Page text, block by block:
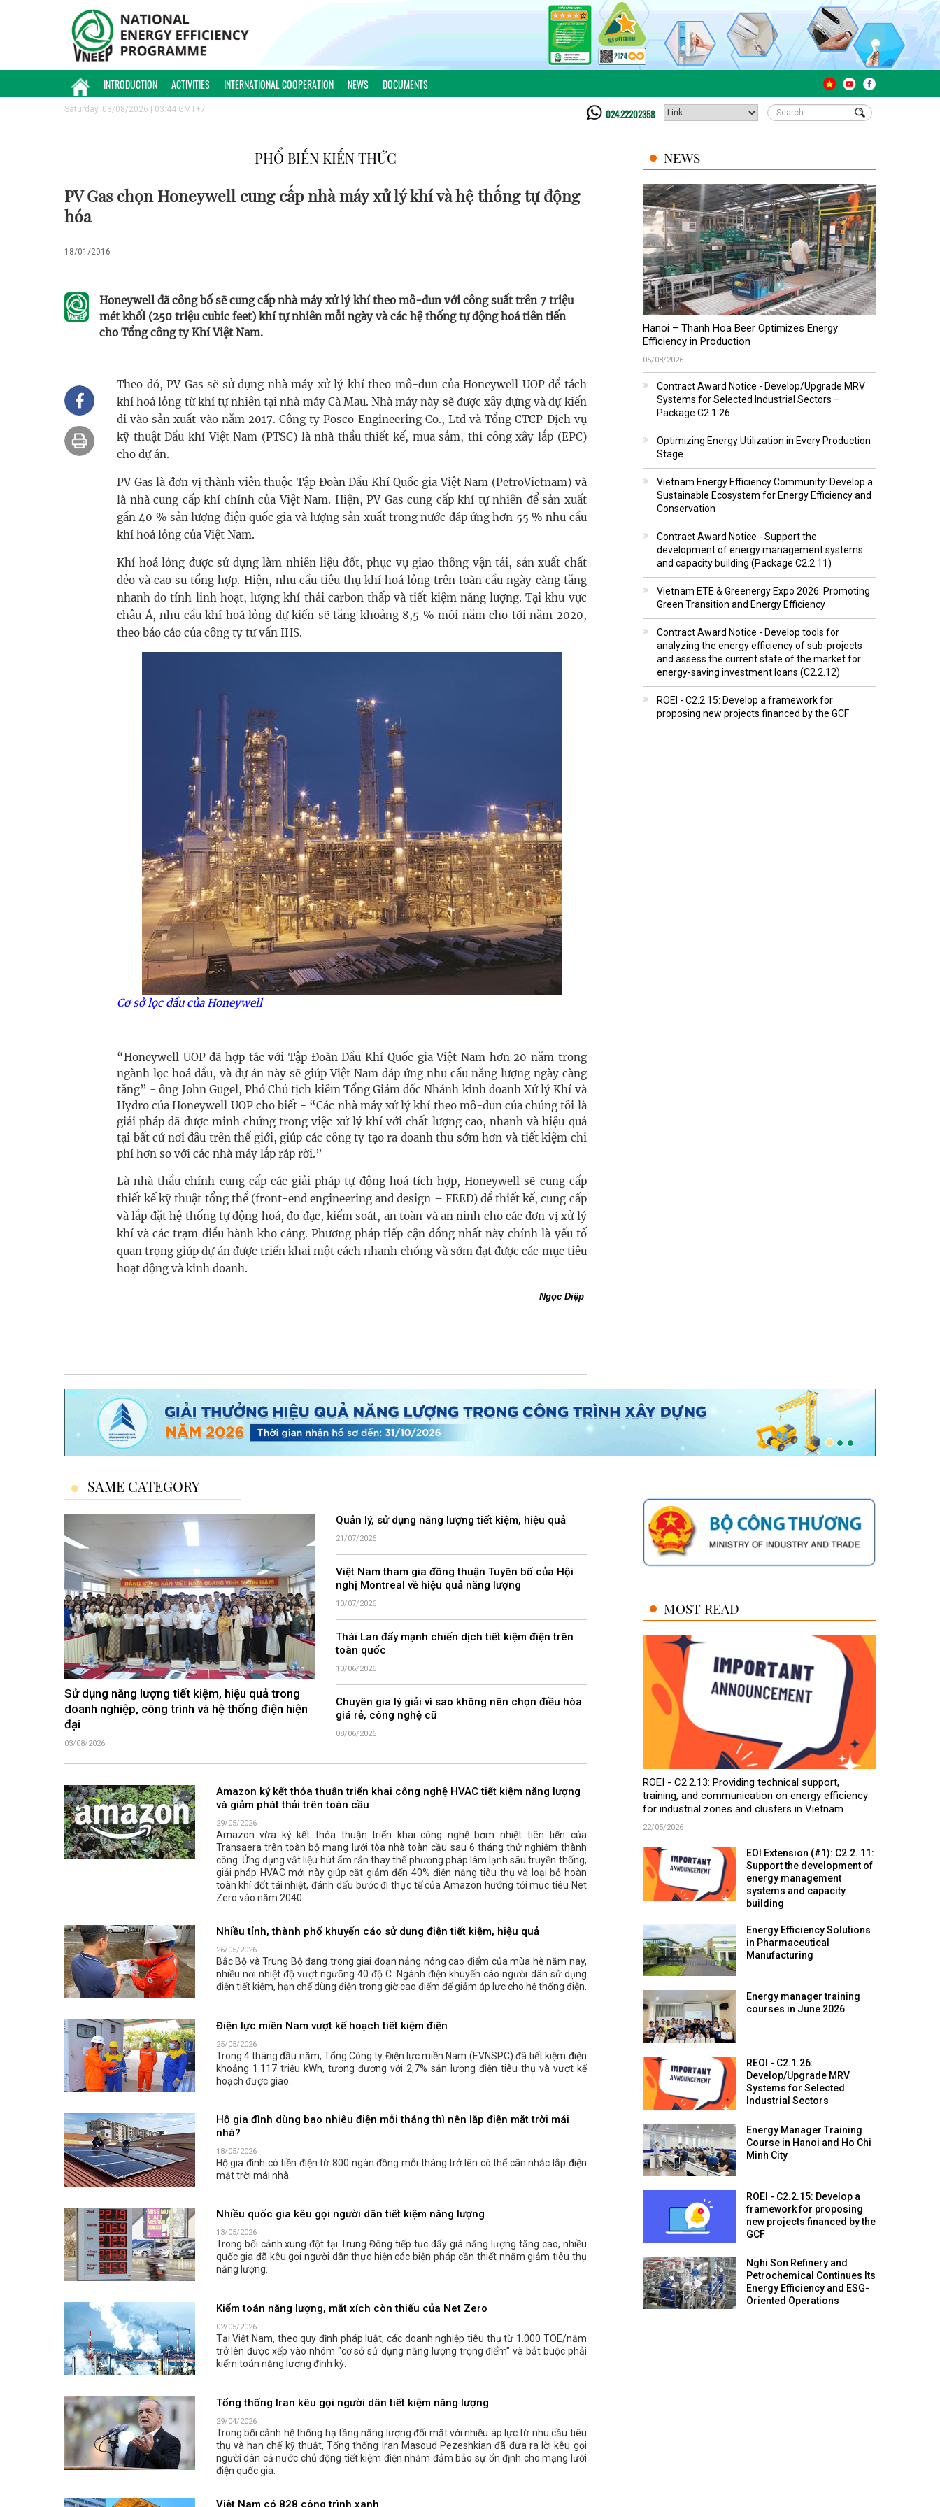
INTRODUCTION ACTIVITIES INTERNATIONAL COOPERATION NEWS DOCUMENTS
Saturday, 08/08/2026 | 03:44 GMT+7 024.22202358
PHỔ BIẾN KIẾN THỨC
PV Gas chọn Honeywell cung cấp nhà máy xử lý khí và hệ thống tự động
hóa
18/01/2016
Honeywell đã công bố sẽ cung cấp nhà máy xử lý khí theo mô-đun với công suất trên 7 triệu
mét khối (250 triệu cubic feet) khí tự nhiên mỗi ngày và các hệ thống tự động hoá tiên tiến
cho Tổng công ty Khí Việt Nam.
Theo đó, PV Gas sẽ sử dụng nhà máy xử lý khí theo mô-đun của Honeywell UOP để tách
khí hoá lỏng từ khí tự nhiên tại nhà máy Cà Mau. Nhà máy này sẽ được xây dựng và dự kiến
đi vào sản xuất vào năm 2017. Công ty Posco Engineering Co., Ltd và Tổng CTCP Dịch vụ
kỹ thuật Dầu khí Việt Nam (PTSC) là nhà thầu thiết kế, mua sắm, thi công xây lắp (EPC)
cho dự án.
PV Gas là đơn vị thành viên thuộc Tập Đoàn Dầu Khí Quốc gia Việt Nam (PetroVietnam) và
là nhà cung cấp khí chính của Việt Nam. Hiện, PV Gas cung cấp khí tự nhiên để sản xuất
gần 40 % sản lượng điện quốc gia và lượng sản xuất trong nước đáp ứng hơn 55 % nhu cầu
khí hoá lỏng của Việt Nam.
Khí hoá lỏng được sử dụng làm nhiên liệu đốt, phục vụ giao thông vận tải, sản xuất chất
dẻo và cao su tổng hợp. Hiện, nhu cầu tiêu thụ khí hoá lỏng trên toàn cầu ngày càng tăng
nhanh do tính linh hoạt, lượng khí thải carbon thấp và tiết kiệm năng lượng. Tại khu vực
châu Á, nhu cầu khí hoá lỏng dự kiến sẽ tăng khoảng 8,5 % mỗi năm cho tới năm 2020,
theo báo cáo của công ty tư vấn IHS.
Cơ sở lọc dầu của Honeywell
“Honeywell UOP đã hợp tác với Tập Đoàn Dầu Khí Quốc gia Việt Nam hơn 20 năm trong
ngành lọc hoá dầu, và dự án này sẽ giúp Việt Nam đáp ứng nhu cầu năng lượng ngày càng
tăng” - ông John Gugel, Phó Chủ tịch kiêm Tổng Giám đốc Nhánh kinh doanh Xử lý Khí và
Hydro của Honeywell UOP cho biết - “Các nhà máy xử lý khí theo mô-đun của chúng tôi là
giải pháp đã được minh chứng trong việc xử lý khí với chất lượng cao, nhanh và hiệu quả
tại bất cứ nơi đâu trên thế giới, giúp các công ty tạo ra doanh thu sớm hơn và tiết kiệm chi
phí hơn so với các nhà máy lắp ráp rời.”
Là nhà thầu chính cung cấp các giải pháp tự động hoá tích hợp, Honeywell sẽ cung cấp
thiết kế kỹ thuật tổng thể (front-end engineering and design – FEED) để thiết kế, cung cấp
và lắp đặt hệ thống tự động hoá, đo đạc, kiểm soát, an toàn và an ninh cho các đơn vị xử lý
khí và các trạm điều hành kho cảng. Phương pháp tiếp cận đồng nhất này chính là yếu tố
quan trọng giúp dự án được triển khai một cách nhanh chóng và sớm đạt được các mục tiêu
hoạt động và kinh doanh.
Ngọc Diệp
NEWS
Hanoi – Thanh Hoa Beer Optimizes Energy
Efficiency in Production
05/08/2026
Contract Award Notice - Develop/Upgrade MRV
Systems for Selected Industrial Sectors –
Package C2.1.26
Optimizing Energy Utilization in Every Production
Stage
Vietnam Energy Efficiency Community: Develop a
Sustainable Ecosystem for Energy Efficiency and
Conservation
Contract Award Notice - Support the
development of energy management systems
and capacity building (Package C2.2.11)
Vietnam ETE & Greenergy Expo 2026: Promoting
Green Transition and Energy Efficiency
Contract Award Notice - Develop tools for
analyzing the energy efficiency of sub-projects
and assess the current state of the market for
energy-saving investment loans (C2.2.12)
ROEI - C2.2.15: Develop a framework for
proposing new projects financed by the GCF
SAME CATEGORY
Sử dụng năng lượng tiết kiệm, hiệu quả trong
doanh nghiệp, công trình và hệ thống điện hiện
đại
03/08/2026
Quản lý, sử dụng năng lượng tiết kiệm, hiệu quả
21/07/2026
Việt Nam tham gia đồng thuận Tuyên bố của Hội
nghị Montreal về hiệu quả năng lượng
10/07/2026
Thái Lan đẩy mạnh chiến dịch tiết kiệm điện trên
toàn quốc
10/06/2026
Chuyên gia lý giải vì sao không nên chọn điều hòa
giá rẻ, công nghệ cũ
08/06/2026
Amazon ký kết thỏa thuận triển khai công nghệ HVAC tiết kiệm năng lượng
và giảm phát thải trên toàn cầu
29/05/2026
Amazon vừa ký kết thỏa thuận triển khai công nghệ bơm nhiệt tiên tiến của
Transaera trên toàn bộ mạng lưới tòa nhà toàn cầu sau 6 tháng thử nghiệm thành
công. Ứng dụng vật liệu hút ẩm rắn thay thế phương pháp làm lạnh sâu truyền thống,
giải pháp HVAC mới này giúp cắt giảm đến 40% điện năng tiêu thụ và loại bỏ hoàn
toàn khí đốt tái nhiệt, đánh dấu bước đi thực tế của Amazon hướng tới mục tiêu Net
Zero vào năm 2040.
Nhiều tỉnh, thành phố khuyến cáo sử dụng điện tiết kiệm, hiệu quả
26/05/2026
Bắc Bộ và Trung Bộ đang trong giai đoạn nắng nóng cao điểm của mùa hè năm nay,
nhiều nơi nhiệt độ vượt ngưỡng 40 độ C. Ngành điện khuyến cáo người dân sử dụng
điện tiết kiệm, hạn chế dùng điện trong giờ cao điểm để giảm áp lực cho hệ thống điện.
Điện lực miền Nam vượt kế hoạch tiết kiệm điện
25/05/2026
Trong 4 tháng đầu năm, Tổng Công ty Điện lực miền Nam (EVNSPC) đã tiết kiệm điện
khoảng 1.117 triệu kWh, tương đương với 2,7% sản lượng điện tiêu thụ và vượt kế
hoạch được giao.
Hộ gia đình dùng bao nhiêu điện mỗi tháng thì nên lắp điện mặt trời mái
nhà?
18/05/2026
Hộ gia đình có tiền điện từ 800 ngàn đồng mỗi tháng trở lên có thể cân nhắc lắp điện
mặt trời mái nhà.
Nhiều quốc gia kêu gọi người dân tiết kiệm năng lượng
13/05/2026
Trong bối cảnh xung đột tại Trung Đông tiếp tục đẩy giá năng lượng tăng cao, nhiều
quốc gia đã kêu gọi người dân thực hiện các biện pháp cần thiết nhằm giảm tiêu thụ
năng lượng.
Kiểm toán năng lượng, mắt xích còn thiếu của Net Zero
02/05/2026
Tại Việt Nam, theo quy định pháp luật, các doanh nghiệp tiêu thụ từ 1.000 TOE/năm
trở lên được xếp vào nhóm "cơ sở sử dụng năng lượng trọng điểm" và bắt buộc phải
kiểm toán năng lượng định kỳ.
Tổng thống Iran kêu gọi người dân tiết kiệm năng lượng
29/04/2026
Trong bối cảnh hệ thống hạ tầng năng lượng đối mặt với nhiều áp lực từ nhu cầu tiêu
thụ và hạn chế kỹ thuật, Tổng thống Iran Masoud Pezeshkian đã đưa ra lời kêu gọi
người dân cả nước chủ động tiết kiệm điện nhằm đảm bảo sự ổn định cho mạng lưới
điện quốc gia.
Việt Nam có 828 công trình xanh
MOST READ
ROEI - C2.2.13: Providing technical support,
training, and communication on energy efficiency
for industrial zones and clusters in Vietnam
22/05/2026
EOI Extension (#1): C2.2. 11:
Support the development of
energy management
systems and capacity
building
Energy Efficiency Solutions
in Pharmaceutical
Manufacturing
Energy manager training
courses in June 2026
REOI - C2.1.26:
Develop/Upgrade MRV
Systems for Selected
Industrial Sectors
Energy Manager Training
Course in Hanoi and Ho Chi
Minh City
ROEI - C2.2.15: Develop a
framework for proposing
new projects financed by the
GCF
Nghi Son Refinery and
Petrochemical Continues Its
Energy Efficiency and ESG-
Oriented Operations